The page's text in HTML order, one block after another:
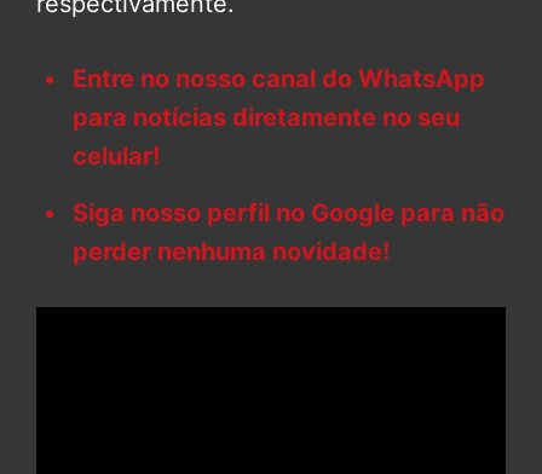
Entre no nosso canal do WhatsApp
para notícias diretamente no seu
celular!
Siga nosso perfil no Google para não
perder nenhuma novidade!